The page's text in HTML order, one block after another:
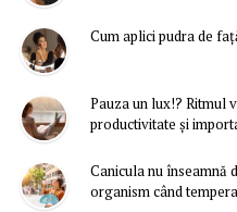
Cum aplici pudra de
Pauza un lux!? Ritmul
productivitate și
Canicula nu înseamnă
organism când